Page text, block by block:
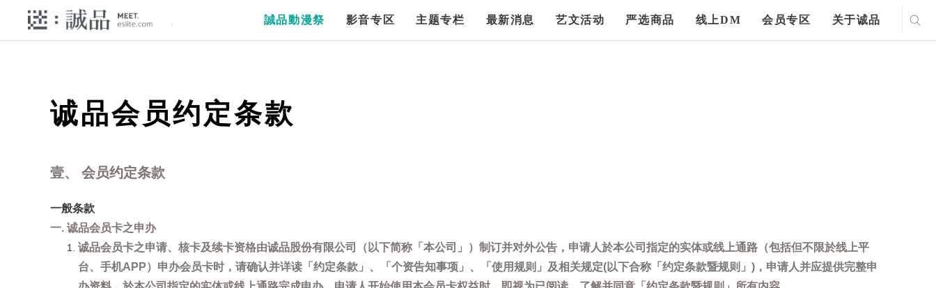
誠品動漫祭 影音专区 主题专栏 最新消息 艺文活动 严选商品 线上DM 会员专区 关于诚品
诚品会员约定条款
壹、 会员约定条款
一般条款
一. 诚品会员卡之申办
诚品会员卡之申请、核卡及续卡资格由诚品股份有限公司（以下简称「本公司」）制订并对外公告，申请人於本公司指定的实体或线上通路（包括但不限於线上平
台、手机APP）申办会员卡时，请确认并详读「约定条款」、「个资告知事项」、「使用规则」及相关规定(以下合称「约定条款暨规则」)，申请人并应提供完整申